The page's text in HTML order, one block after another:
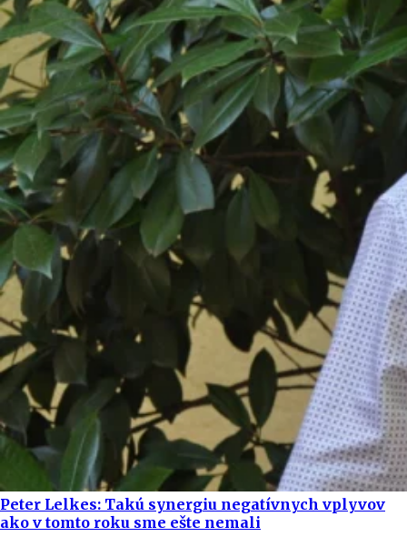
Peter Lelkes: Takú synergiu negatívnych vplyvov
ako v tomto roku sme ešte nemali